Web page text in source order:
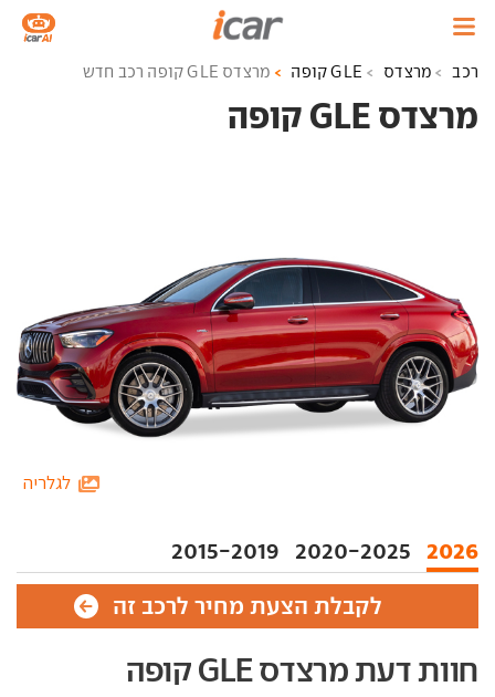
רכב מרצדס GLE קופה מרצדס GLE קופה רכב חדש
מרצדס GLE קופה ‏
2026
2020-2025
2015-2019
לגלריה
לקבלת הצעת מחיר לרכב זה
חוות דעת מרצדס GLE קופה